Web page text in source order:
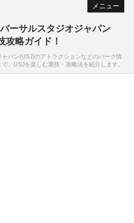
メニュー
ーサルスタジオジャパン
攻略ガイド！
パン(USJ)のアトラクションなどのパーク情
、USJを楽しむ裏技・攻略法を紹介します。